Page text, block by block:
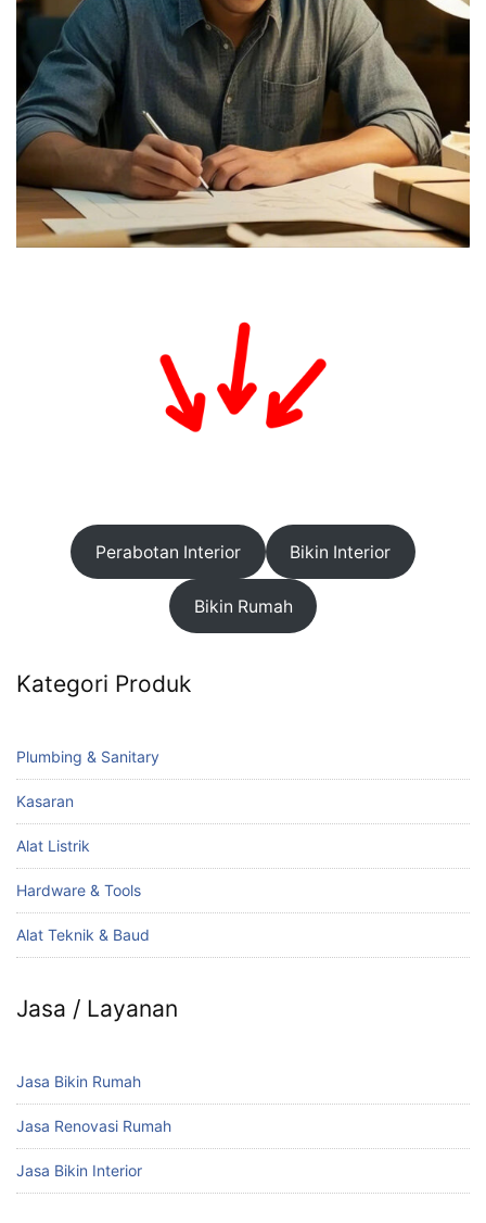
Perabotan Interior Bikin Interior
Bikin Rumah
Kategori Produk
Plumbing & Sanitary
Kasaran
Alat Listrik
Hardware & Tools
Alat Teknik & Baud
Jasa / Layanan
Jasa Bikin Rumah
Jasa Renovasi Rumah
Jasa Bikin Interior